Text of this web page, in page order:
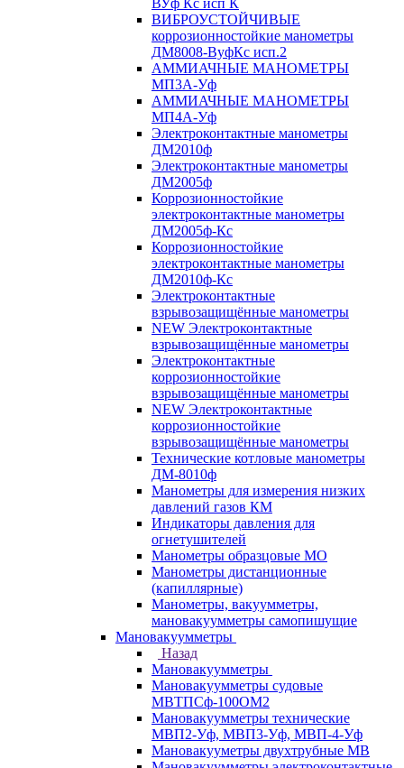
ВУф Кс исп К
ВИБРОУСТОЙЧИВЫЕ
коррозионностойкие манометры
ДМ8008-ВуфКс исп.2
АММИАЧНЫЕ МАНОМЕТРЫ
МП3А-Уф
АММИАЧНЫЕ МАНОМЕТРЫ
МП4А-Уф
Электроконтактные манометры
ДМ2010ф
Электроконтактные манометры
ДМ2005ф
Коррозионностойкие
электроконтактные манометры
ДМ2005ф-Кс
Коррозионностойкие
электроконтактные манометры
ДМ2010ф-Кс
Электроконтактные
взрывозащищённые манометры
NEW Электроконтактные
взрывозащищённые манометры
Электроконтактные
коррозионностойкие
взрывозащищённые манометры
NEW Электроконтактные
коррозионностойкие
взрывозащищённые манометры
Технические котловые манометры
ДМ-8010ф
Манометры для измерения низких
давлений газов КМ
Индикаторы давления для
огнетушителей
Манометры образцовые МО
Манометры дистанционные
(капиллярные)
Манометры, вакуумметры,
мановакуумметры самопишущие
Мановакуумметры
Назад
Мановакуумметры
Мановакуумметры судовые
МВТПСф-100ОМ2
Мановакуумметры технические
МВП2-Уф, МВП3-Уф, МВП-4-Уф
Мановакууметры двухтрубные МВ